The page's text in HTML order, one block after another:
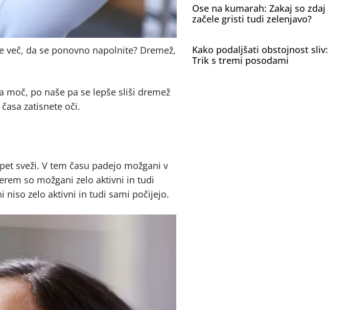
da se ponovno napolnite? Dremež,
moč, po naše pa se lepše sliši dremež
zatisnete oči.
sveži. V tem času padejo možgani v
so možgani zelo aktivni in tudi
niso zelo aktivni in tudi sami počijejo.
Ose na kumarah: Zakaj so zdaj
začele gristi tudi zelenjavo?
Kako podaljšati obstojnost sliv:
Trik s tremi posodami